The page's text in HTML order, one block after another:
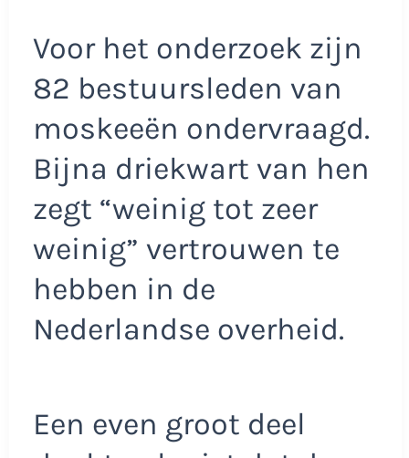
Voor het onderzoek zijn
82 bestuursleden van
moskeeën ondervraagd.
Bijna driekwart van hen
zegt “weinig tot zeer
weinig” vertrouwen te
hebben in de
Nederlandse overheid.
Een even groot deel